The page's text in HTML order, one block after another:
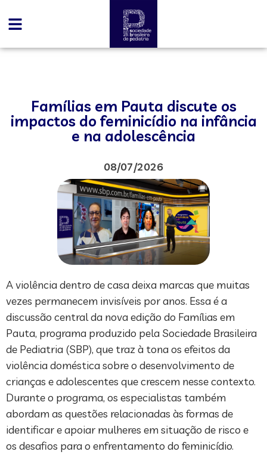
Famílias em Pauta discute os
impactos do feminicídio na infância
e na adolescência
08/07/2026
A violência dentro de casa deixa marcas que muitas
vezes permanecem invisíveis por anos. Essa é a
discussão central da nova edição do Famílias em
Pauta, programa produzido pela Sociedade Brasileira
de Pediatria (SBP), que traz à tona os efeitos da
violência doméstica sobre o desenvolvimento de
crianças e adolescentes que crescem nesse contexto.
Durante o programa, os especialistas também
abordam as questões relacionadas às formas de
identificar e apoiar mulheres em situação de risco e
os desafios para o enfrentamento do feminicídio.